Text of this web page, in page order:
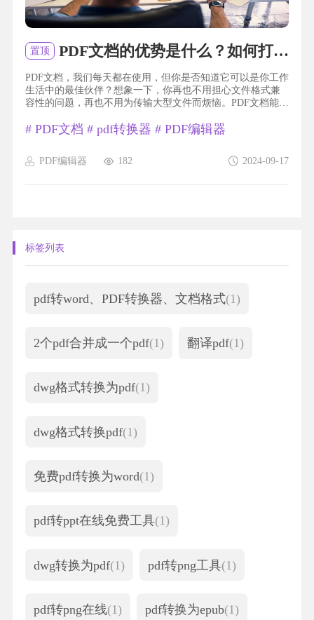
置顶 PDF文档的优势是什么？如何打开PDF文档？
PDF文档，我们每天都在使用，但你是否知道它可以是你工作
生活中的最佳伙伴？想象一下，你再也不用担心文件格式兼
容性的问题，再也不用为传输大型文件而烦恼。PDF文档能够
始文件的格式、字体和布局。无论是制作合同、编辑简历还
探。让我们一起探索PDF文档的无限可能吧！PDF文档PDF文
PDF编辑器 2024-09-17
182
# PDF文档 # pdf转换器 # PDF编辑器
标签列表
pdf转word、PDF转换器、文档格式(1)
2个pdf合并成一个pdf(1) 翻译pdf(1)
dwg格式转换为pdf(1)
dwg格式转换pdf(1)
免费pdf转换为word(1)
pdf转ppt在线免费工具(1)
dwg转换为pdf(1) pdf转png工具(1)
pdf转png在线(1) pdf转换为epub(1)